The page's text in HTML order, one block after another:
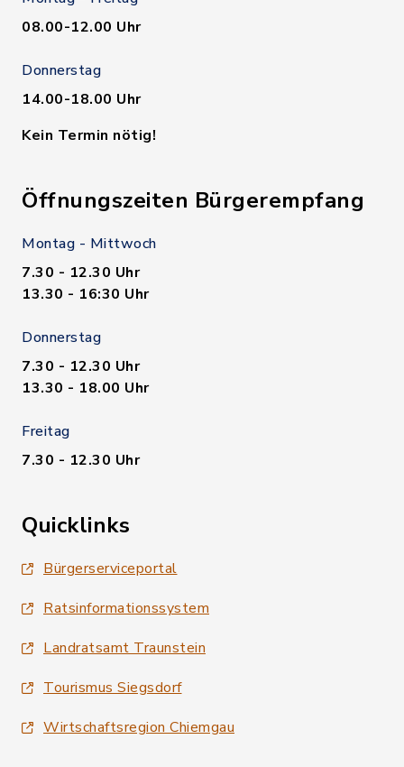
08.00-12.00 Uhr
Donnerstag
14.00-18.00 Uhr
Kein Termin nötig!
Öffnungszeiten Bürgerempfang
Montag - Mittwoch
7.30 - 12.30 Uhr
13.30 - 16:30 Uhr
Donnerstag
7.30 - 12.30 Uhr
13.30 - 18.00 Uhr
Freitag
7.30 - 12.30 Uhr
Quicklinks
Bürgerserviceportal
Ratsinformationssystem
Landratsamt Traunstein
Tourismus Siegsdorf
Wirtschaftsregion Chiemgau